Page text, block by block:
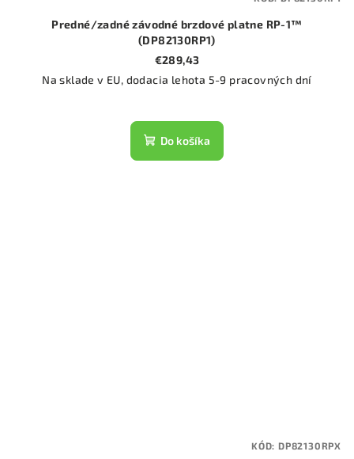
Predné/zadné závodné brzdové platne RP-1™
(DP82130RP1)
€289,43
Na sklade v EU, dodacia lehota 5-9 pracovných dní
Do košíka
KÓD: DP82130RPX